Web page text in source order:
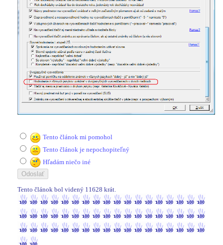
Tento článok mi pomohol
Tento článok je nepochopiteľný
Hľadám niečo iné
Tento článok bol videný 11628 krát.